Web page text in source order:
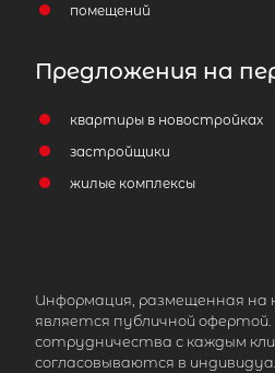
помещений
Предложения на
квартиры в новостройках
застройщики
жилые комплексы
Информация, размещенная
является публичной офертой.
сотрудничества с каждым
согласовываются в